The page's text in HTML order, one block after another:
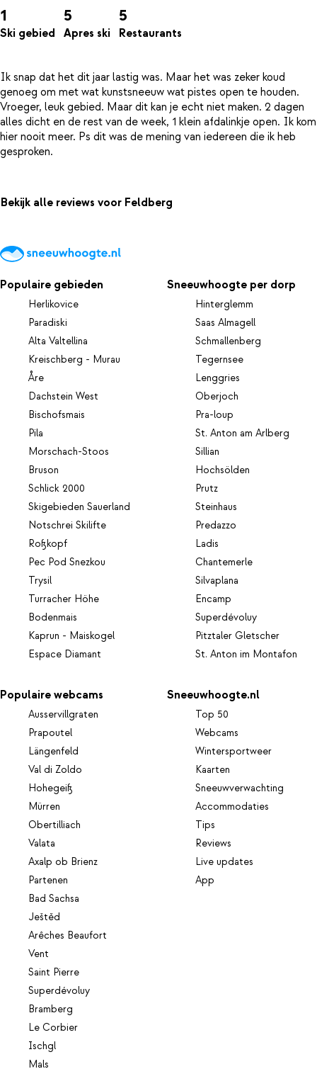
1
Ski gebied
5
Apres ski
5
Restaurants
Ik snap dat het dit jaar lastig was. Maar het was zeker koud
genoeg om met wat kunstsneeuw wat pistes open te houden.
Vroeger, leuk gebied. Maar dit kan je echt niet maken. 2 dagen
alles dicht en de rest van de week, 1 klein afdalinkje open. Ik kom
hier nooit meer. Ps dit was de mening van iedereen die ik heb
Bekijk alle reviews voor Feldberg
Populaire gebieden
Herlikovice
Paradiski
Alta Valtellina
Kreischberg - Murau
Åre
Dachstein West
Bischofsmais
Pila
Morschach-Stoos
Bruson
Schlick 2000
Skigebieden Sauerland
Notschrei Skilifte
Roßkopf
Pec Pod Snezkou
Trysil
Turracher Höhe
Bodenmais
Kaprun - Maiskogel
Espace Diamant
Sneeuwhoogte per dorp
Hinterglemm
Saas Almagell
Schmallenberg
Tegernsee
Lenggries
Oberjoch
Pra-loup
St. Anton am Arlberg
Sillian
Hochsölden
Prutz
Steinhaus
Predazzo
Ladis
Chantemerle
Silvaplana
Encamp
Superdévoluy
Pitztaler Gletscher
St. Anton im Montafon
Populaire webcams
Ausservillgraten
Prapoutel
Längenfeld
Val di Zoldo
Hohegeiß
Mürren
Obertilliach
Valata
Axalp ob Brienz
Partenen
Bad Sachsa
Ještěd
Arêches Beaufort
Vent
Saint Pierre
Superdévoluy
Bramberg
Le Corbier
Ischgl
Mals
Sneeuwhoogte.nl
Top 50
Webcams
Wintersportweer
Kaarten
Sneeuwverwachting
Accommodaties
Tips
Reviews
Live updates
App